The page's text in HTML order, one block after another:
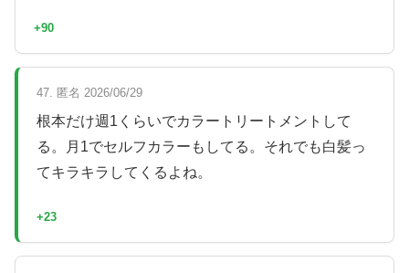
+90
47. 匿名 2026/06/29
根本だけ週1くらいでカラートリートメントして
る。月1でセルフカラーもしてる。それでも白髪っ
てキラキラしてくるよね。
+23